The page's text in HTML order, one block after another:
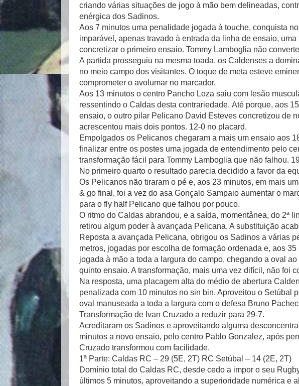
criando várias situações de jogo à mão bem delineadas,
enérgica dos Sadinos.
Aos 7 minutos uma penalidade jogada à touche, conquista
imparável, apenas travado à entrada da linha de ensaio,
concretizar o primeiro ensaio. Tommy Lamboglia não
A partida prosseguiu na mesma toada, os Caldenses a
no meio campo dos visitantes. O toque de meta esteve
comprometer o avolumar no marcador.
Aos 13 minutos o centro Pancho Loza saiu com lesão
ressentindo o Caldas desta contrariedade. Até porque, aos
ensaio, o outro pilar Pelicano David Esteves concretizou de
acrescentou mais dois pontos. 12-0 no placard.
Empolgados os Pelicanos chegaram a mais um ensaio aos
finalizar entre os postes uma jogada de entendimento pelo
transformação fácil para Tommy Lamboglia que não falhou.
No primeiro quarto o resultado parecia decidido a favor da
Os Pelicanos não tiraram o pé e, aos 23 minutos, em mais
& go final, foi a vez do asa Gonçalo Sampaio aumentar o
para o fly half Pelicano que falhou por pouco.
O ritmo do Caldas abrandou, e a saída, momentânea, do 2ª
retirou algum poder à avançada Pelicana. A substituição
Reposta a avançada Pelicana, obrigou os Sadinos a várias
metros, jogadas por escolha de formação ordenada e, aos
jogada à mão a toda a largura do campo, chegando a oval
quinto ensaio. A transformação, mais uma vez difícil, não foi
Na resposta, uma placagem alta do médio de abertura
penalizada com 10 minutos no sin bin. Aproveitou o Setúbal
oval manuseada a toda a largura com o defesa Bruno
Transformação de Ivan Cruzado a reduzir para 29-7.
Acreditaram os Sadinos e aproveitando alguma
minutos a novo ensaio, pelo centro Pablo Gonzalez, após
Cruzado transformou com facilidade.
1ª Parte: Caldas RC – 29 (5E, 2T) RC Setúbal – 14 (2E, 2T)
Domínio total do Caldas RC, desde cedo a impor o seu
últimos 5 minutos, aproveitando a superioridade numérica e